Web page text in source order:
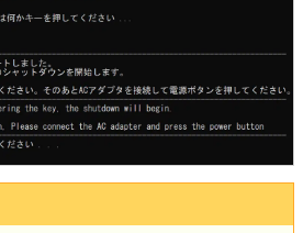
ェア使用時に別途条件が提示され、
ただいた場合には、本情報の使用ま
途の条件に従います。
される本製品のID番号
その構成部分の稼働状況
フトウェア、または許諾対象外のソ
報
はそれらの機能の使用状況、使用頻
どの機能を稼働状態にしたかおよび